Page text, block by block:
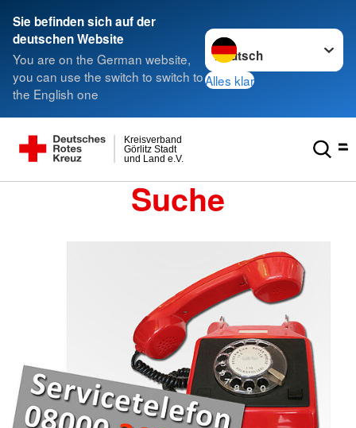
Sie befinden sich auf der
deutschen Website
You are on the German website,
you can use the switch to switch to
the English one
Sprache wechseln zu
Alles klar
und Land e.V.
Görlitz Stadt
Kreisverband
Suche